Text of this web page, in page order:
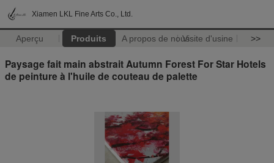
Xiamen LKL Fine Arts Co., Ltd.
Aperçu Produits A propos de nousVisite d'usine >>
Paysage fait main abstrait Autumn Forest For Star Hotels
de peinture à l'huile de couteau de palette